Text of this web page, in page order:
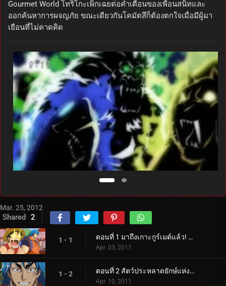
Gourmet World โทริโกะเพิกเฉยต่อคำเตือนของเพื่อนสนิทและ
ออกค้นหาการผจญภัย ขณะเดียวกันโคมัตสึก็ต้องตกใจเมื่อมีผู้มา
เยือนที่ไม่คาดคิด
Mar. 25, 2012
Shared 2
1 - 1 ตอนที่ 1 มาถึงเกาะกูร์เมต์แล้ว! นักล่าอาหาร โทริโกะ ปรากฏตัว!
Apr. 03, 2011
1 - 2 ตอนที่ 2 สัตว์ประหลาดยักษ์แห่งดินแดนที่ยังไม่มีใครสำรวจ! โทริโกะ จับตัวการาราเกเตอร์!
Apr. 10, 2011